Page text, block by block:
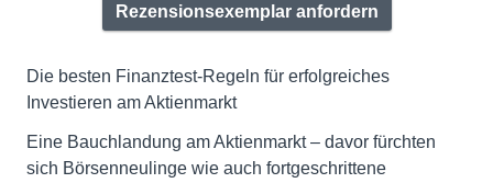
Rezensionsexemplar anfordern
Die besten Finanztest-Regeln für erfolgreiches
Investieren am Aktienmarkt
Eine Bauchlandung am Aktienmarkt – davor fürchten
sich Börsenneulinge wie auch fortgeschrittene